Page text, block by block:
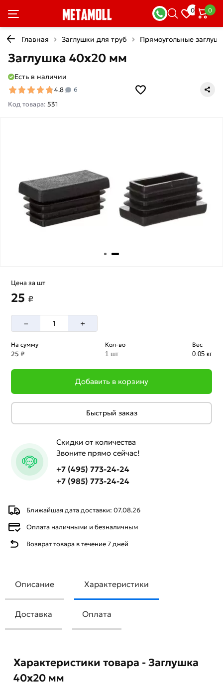
0 0
Главная Заглушки для труб Прямоугольные
Заглушка 40х20 мм
Есть в наличии
4.8 6
Код товара: 531
Ближайшая дата доставки: 07.08.26
Оплата наличными и безналичным
Возврат товара в течение 7 дней
Цена за шт
25 ₽
– +
На сумму
25 ₽
Кол-во
1 шт
Вес
0.05 кг
Добавить в корзину
Быстрый заказ
Скидки от количества
Звоните прямо сейчас!
+7 (495) 773-24-24
+7 (985) 773-24-24
Описание Характеристики
Доставка Оплата
Характеристики товара - Заглушка
40х20 мм